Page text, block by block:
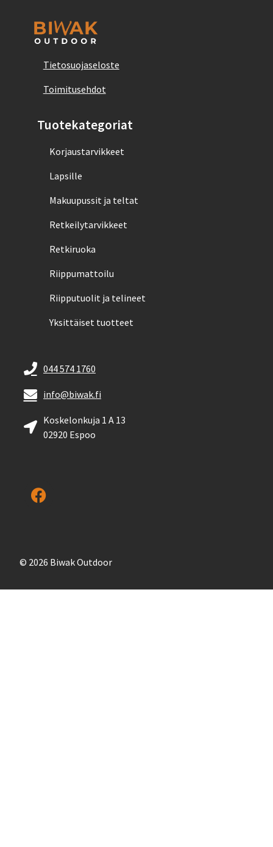
Tietosuojaseloste
Toimitusehdot
Tuotekategoriat
Korjaustarvikkeet
Lapsille
Makuupussit ja teltat
Retkeilytarvikkeet
Retkiruoka
Riippumattoilu
Riipputuolit ja telineet
Yksittäiset tuotteet
044 574 1760
info@biwak.fi
Koskelonkuja 1 A 13
02920 Espoo
© 2026 Biwak Outdoor